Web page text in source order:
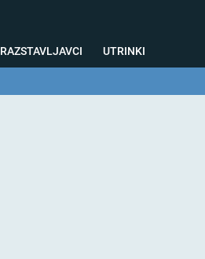
RAZSTAVLJAVCI UTRINKI